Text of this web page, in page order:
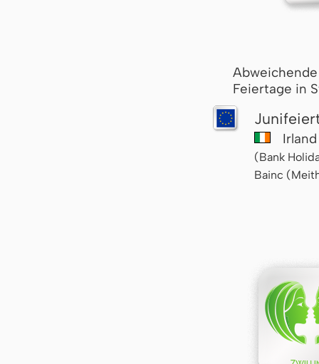
Feiertage in
(Bank
Bainc